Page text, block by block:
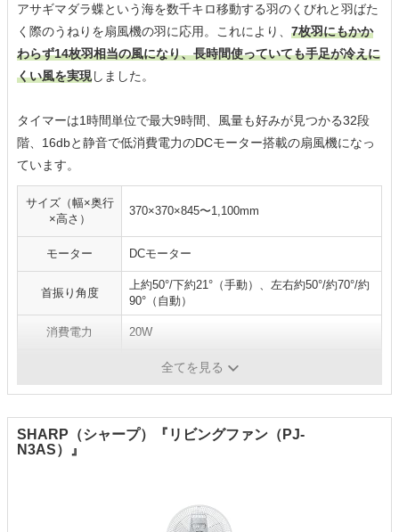
アサギマダラ蝶という海を数千キロ移動する羽のくびれと羽ばた
く際のうねりを扇風機の羽に応用。これにより、 7枚羽にもかか
わらず14枚羽相当の風になり、長時間使っていても手足が冷えに
くい風を実現しました。
タイマーは1時間単位で最大9時間、風量も好みが見つかる32段
階、16dbと静音で低消費電力のDCモーター搭載の扇風機になっ
ています。
サイズ（幅×奥行
×高さ）
370×370×845〜1,100mm
モーター DCモーター
首振り角度
上約50°/下約21°（手動）、左右約50°/約70°/約
90°（自動）
消費電力 20W
32段階（リズム風あり）
全てを見る
SHARP（シャープ）『リビングファン（PJ-
N3AS）』